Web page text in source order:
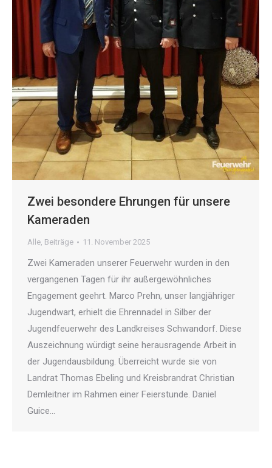
Zwei besondere Ehrungen für unsere
Kameraden
Alle, Beiträge 11. November 2025
Zwei Kameraden unserer Feuerwehr wurden in den
vergangenen Tagen für ihr außergewöhnliches
Engagement geehrt. Marco Prehn, unser langjähriger
Jugendwart, erhielt die Ehrennadel in Silber der
Jugendfeuerwehr des Landkreises Schwandorf. Diese
Auszeichnung würdigt seine herausragende Arbeit in
der Jugendausbildung. Überreicht wurde sie von
Landrat Thomas Ebeling und Kreisbrandrat Christian
Demleitner im Rahmen einer Feierstunde. Daniel
Guice…